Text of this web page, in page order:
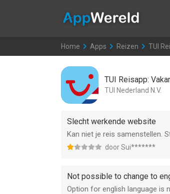
Home >
Apps >
Reizen >
TUI
TUI Reisapp:
TUI Nederland N.V.
Slecht werkende website
Kan niet je reis samenstellen.
door Sui*******
Not possible to change to
Option for english language is